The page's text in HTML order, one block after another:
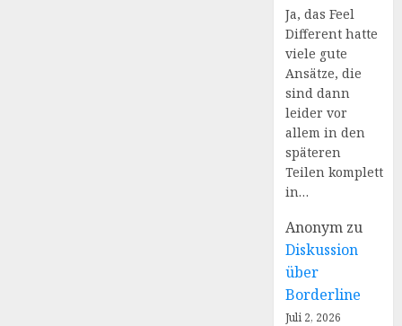
Ja, das Feel
Different hatte
viele gute
Ansätze, die
sind dann
leider vor
allem in den
späteren
Teilen komplett
in…
Anonym zu
Diskussion
über
Borderline
Juli 2, 2026